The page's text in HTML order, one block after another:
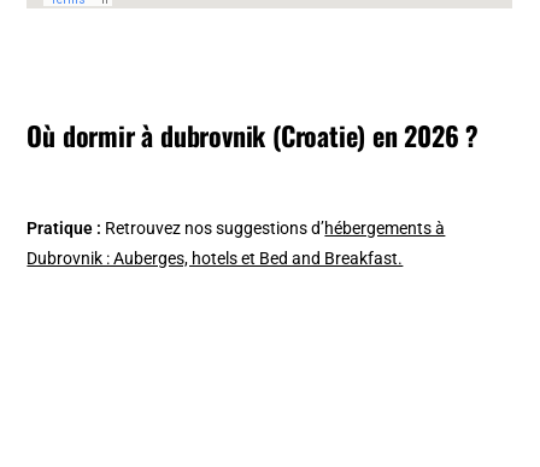
Où dormir à dubrovnik (Croatie) en 2026 ?
Pratique : Retrouvez nos suggestions d’hébergements à
Dubrovnik : Auberges, hotels et Bed and Breakfast.